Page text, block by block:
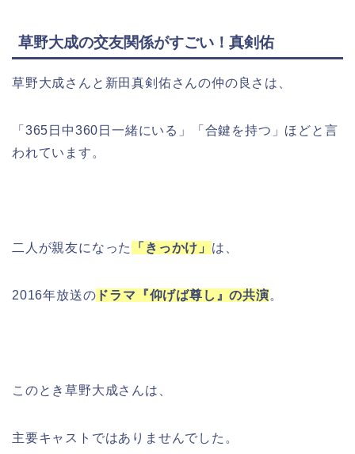
草野大成の交友関係がすごい！真剣佑
草野大成さんと新田真剣佑さんの仲の良さは、
「365日中360日一緒にいる」「合鍵を持つ」ほどと言
われています。
二人が親友になった 「きっかけ」 は、
2016年放送の ドラマ『仰げば尊し』の共演。
このとき草野大成さんは、
主要キャストではありませんでした。